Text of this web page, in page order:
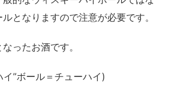
となりますので注意が必要です。
ったお酒です。
イ”ボール＝チューハイ)